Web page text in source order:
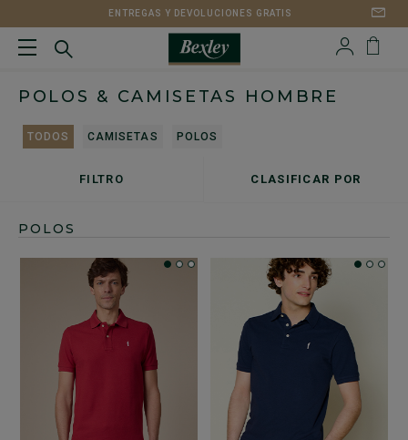
ENTREGAS Y DEVOLUCIONES GRATIS
POLOS & CAMISETAS HOMBRE
TODOS CAMISETAS POLOS
CLASIFICAR POR
POLOS
FILTRO